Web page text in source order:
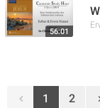
56:01
1 2